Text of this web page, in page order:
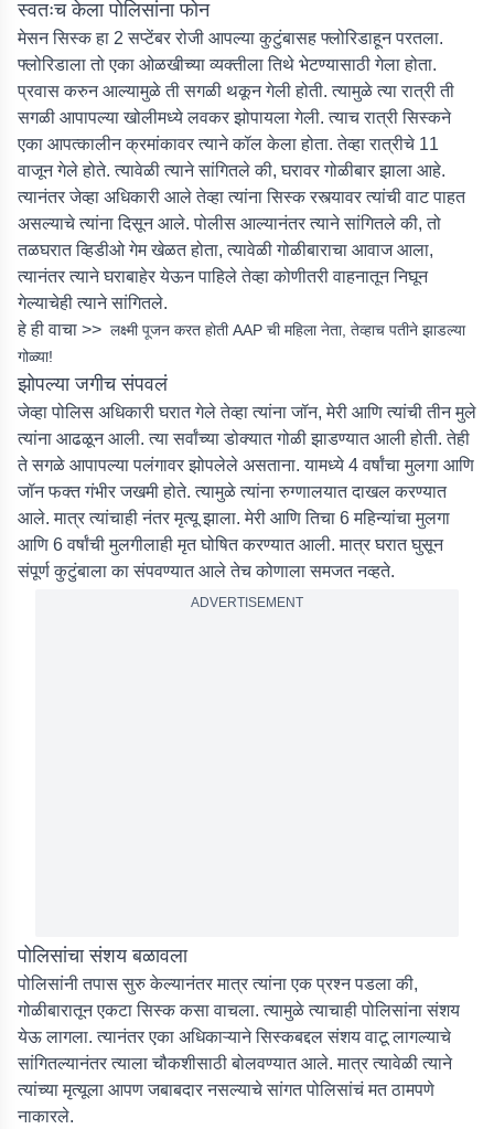
स्वतःच केला पोलिसांना फोन
मेसन सिस्क हा 2 सप्टेंबर रोजी आपल्या कुटुंबासह फ्लोरिडाहून परतला.
फ्लोरिडाला तो एका ओळखीच्या व्यक्तीला तिथे भेटण्यासाठी गेला होता.
प्रवास करुन आल्यामुळे ती सगळी थकून गेली होती. त्यामुळे त्या रात्री ती
सगळी आपापल्या खोलीमध्ये लवकर झोपायला गेली. त्याच रात्री सिस्कने
एका आपत्कालीन क्रमांकावर त्याने कॉल केला होता. तेव्हा रात्रीचे 11
वाजून गेले होते. त्यावेळी त्याने सांगितले की, घरावर गोळीबार झाला आहे.
त्यानंतर जेव्हा अधिकारी आले तेव्हा त्यांना सिस्क रस्त्यावर त्यांची वाट पाहत
असल्याचे त्यांना दिसून आले. पोलीस आल्यानंतर त्याने सांगितले की, तो
तळघरात व्हिडीओ गेम खेळत होता, त्यावेळी गोळीबाराचा आवाज आला,
त्यानंतर त्याने घराबाहेर येऊन पाहिले तेव्हा कोणीतरी वाहनातून निघून
गेल्याचेही त्याने सांगितले.
हे ही वाचा >> लक्ष्मी पूजन करत होती AAP ची महिला नेता, तेव्हाच पतीने झाडल्या
गोळ्या!
झोपल्या जगीच संपवलं
जेव्हा पोलिस अधिकारी घरात गेले तेव्हा त्यांना जॉन, मेरी आणि त्यांची तीन मुले
त्यांना आढळून आली. त्या सर्वांच्या डोक्यात गोळी झाडण्यात आली होती. तेही
ते सगळे आपापल्या पलंगावर झोपलेले असताना. यामध्ये 4 वर्षांचा मुलगा आणि
जॉन फक्त गंभीर जखमी होते. त्यामुळे त्यांना रुग्णालयात दाखल करण्यात
आले. मात्र त्यांचाही नंतर मृत्यू झाला. मेरी आणि तिचा 6 महिन्यांचा मुलगा
आणि 6 वर्षांची मुलगीलाही मृत घोषित करण्यात आली. मात्र घरात घुसून
संपूर्ण कुटुंबाला का संपवण्यात आले तेच कोणाला समजत नव्हते.
ADVERTISEMENT
पोलिसांचा संशय बळावला
पोलिसांनी तपास सुरु केल्यानंतर मात्र त्यांना एक प्रश्न पडला की,
गोळीबारातून एकटा सिस्क कसा वाचला. त्यामुळे त्याचाही पोलिसांना संशय
येऊ लागला. त्यानंतर एका अधिकाऱ्याने सिस्कबद्दल संशय वाटू लागल्याचे
सांगितल्यानंतर त्याला चौकशीसाठी बोलवण्यात आले. मात्र त्यावेळी त्याने
त्यांच्या मृत्यूला आपण जबाबदार नसल्याचे सांगत पोलिसांचं मत ठामपणे
नाकारले.